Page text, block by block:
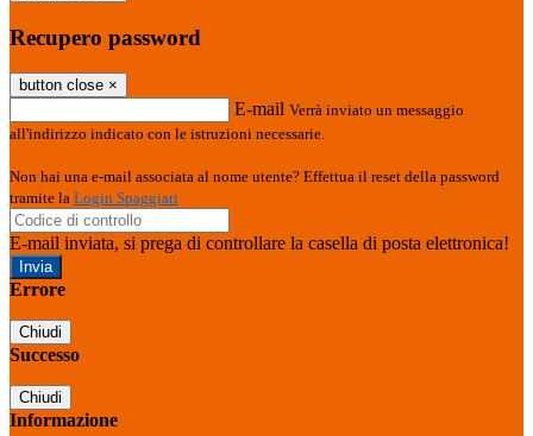
Recupero password
button close ×
E-mail Verrà inviato un messaggio
all'indirizzo indicato con le istruzioni necessarie.
Non hai una e-mail associata al nome utente? Effettua il reset della password
tramite la Login Spaggiari
E-mail inviata, si prega di controllare la casella di posta elettronica!
Errore
Chiudi
Successo
Chiudi
Informazione